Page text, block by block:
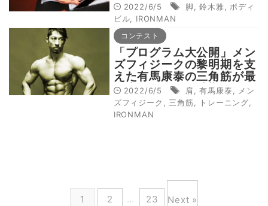
2022/6/5 脚 ,鈴木雅
ボディ
ビル
IRONMAN
コンテスト
「プログラム大公開」メン
ズフィジークの黎明期を支
えた有馬康泰の三角筋が最
も大きくなった時期のメニ
ューとは
2022/6/5 肩 ,有馬康泰
メン
ズフィジーク
三角筋 トレーニング
IRONMAN
1 2 … 23 Next »